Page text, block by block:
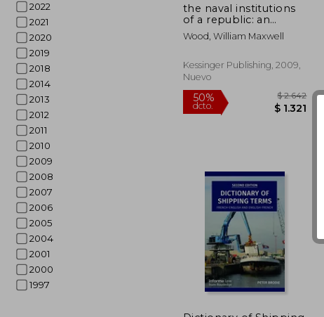
2022
2021
2020
2019
2018
2014
2013
2012
2011
2010
2009
2008
2007
2006
2005
2004
2001
2000
1997
the naval institutions
of a republic: an
address (1853) (en
Inglés)
Wood, William Maxwell
Kessinger Publishing, 2009,
Nuevo
50%
dcto.